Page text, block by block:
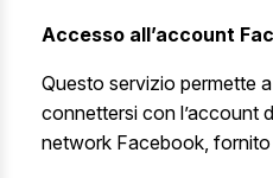
Accesso all’account
Questo servizio permette
connettersi con l’account
network Facebook,